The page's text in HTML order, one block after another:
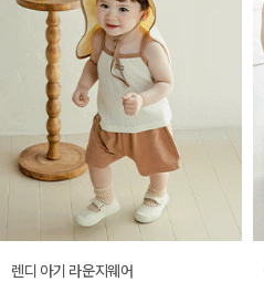
렌디 아기 라운지웨어